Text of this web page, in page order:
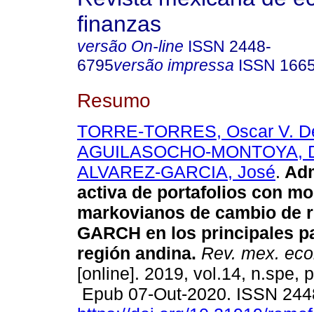
finanzas
versão On-line ISSN 2448-
6795versão impressa ISSN
Resumo
TORRE-TORRES, Oscar V.
AGUILASOCHO-MONTOYA,
ALVAREZ-GARCIA, José.
activa de portafolios con
markovianos de cambio de
GARCH en los principales
región andina. Rev. mex.
[online]. 2019, vol.14, n.spe,
Epub 07-Out-2020. ISSN